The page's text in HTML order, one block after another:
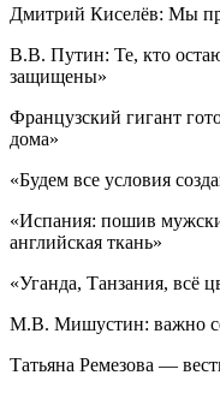
Дмитрий Киселёв: Мы
В.В. Путин: Те, кто
защищены»
Французский гигант
дома»
«Будем все условия
«Испания: пошив
английская ткань»
«Уганда, Танзания, всё
М.В. Мишустин: важно
Татьяна Ремезова —